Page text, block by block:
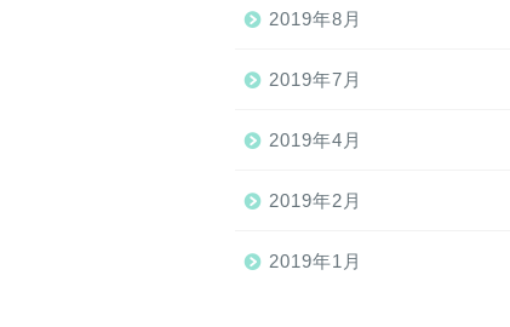
2019年8月
2019年7月
2019年4月
2019年2月
2019年1月